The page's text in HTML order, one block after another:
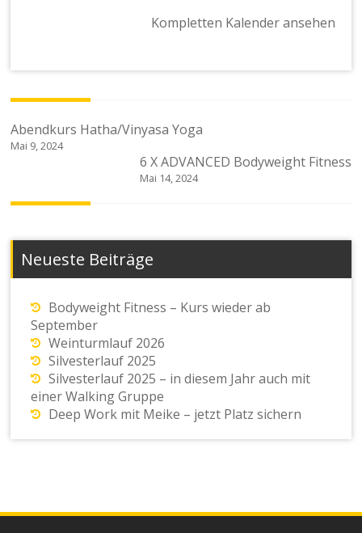
Kompletten Kalender ansehen
Beitragsnavigation
Abendkurs Hatha/Vinyasa Yoga
Mai 9, 2024
6 X ADVANCED Bodyweight Fitness
Mai 14, 2024
Neueste Beiträge
Bodyweight Fitness – Kurs wieder ab
September
Weinturmlauf 2026
Silvesterlauf 2025
Silvesterlauf 2025 – in diesem Jahr auch mit
einer Walking Gruppe
Deep Work mit Meike – jetzt Platz sichern